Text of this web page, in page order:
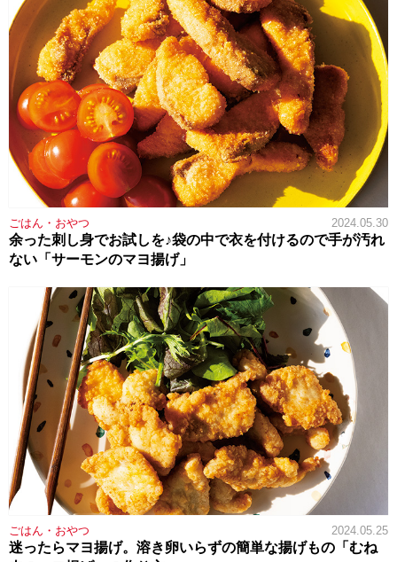
ごはん・おやつ 2024.05.30
余った刺し身でお試しを♪袋の中で衣を付けるので手が汚れ
ない「サーモンのマヨ揚げ」
ごはん・おやつ 2024.05.25
迷ったらマヨ揚げ。溶き卵いらずの簡単な揚げもの「むね